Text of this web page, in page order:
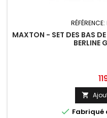
RÉFÉRENCE:
MAXTON - SET DES BAS
BERLINE

 Fabriqué